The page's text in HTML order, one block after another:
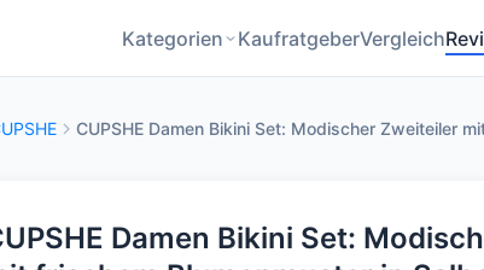
Kategorien KaufratgeberVergleich
CUPSHE Damen Bikini Set: Modischer Zweiteiler
Damen Bikini Set: